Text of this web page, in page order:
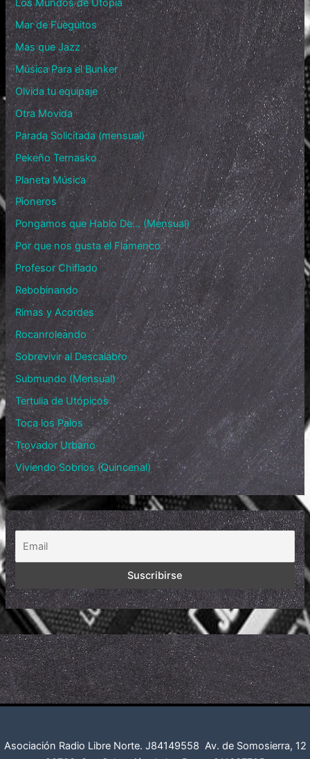
Los Mundos de Utopía
Mar de Fueguitos
Mas que Jazz
Música Para el Bunker
Olvida tu equipaje
Otra Movida
Parada Solicitada (mensual)
Pekeño Ternasko
Planeta Música
Pioneros
Pongamos que Hablo De… (Mensual)
Por que nos gusta el Flamenco
Profesor Chiflado
Rebobinando
Rimas y Acordes
Rocanroleando
Sobrevivir al Descalabro
Submundo (Mensual)
Tertulia de Utópicos
Toca los Palos
Trovador Urbano
Viviendo Sobrios (Quincenal)
Asociación Radio Libre Norte. J84149558 Av. de Somosierra, 12